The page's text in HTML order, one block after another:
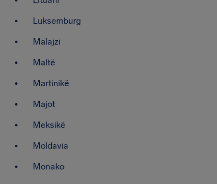
Luksemburg
Malajzi
Maltë
Martinikë
Majot
Meksikë
Moldavia
Monako